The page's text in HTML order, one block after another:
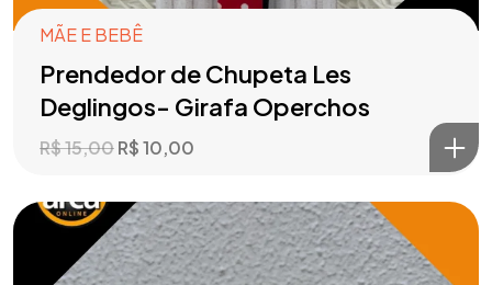
MÃE E BEBÊ
Prendedor de Chupeta Les
Deglingos- Girafa Operchos
R$15,00R$10,00